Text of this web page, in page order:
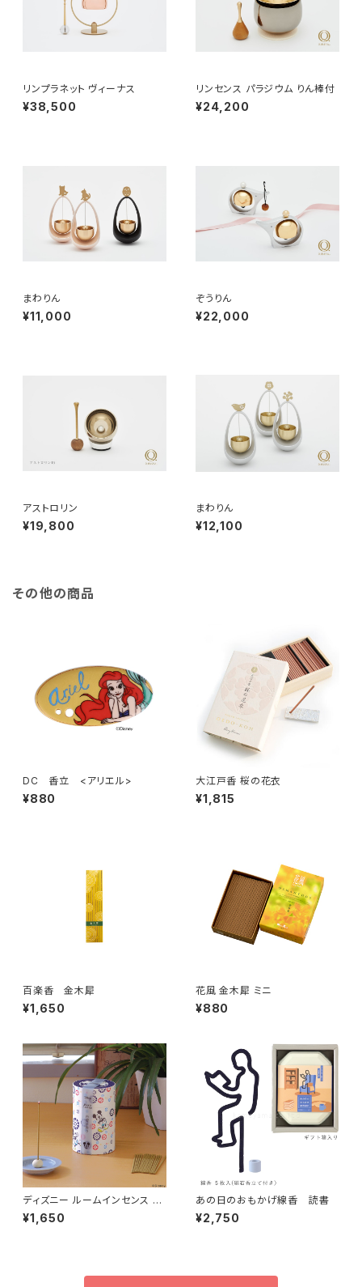
リンプラネット ヴィーナス
¥38,500
リンセンス パラジウム りん棒付
¥24,200
まわりん
¥11,000
ぞうりん
¥22,000
アストロリン
¥19,800
まわりん
¥12,100
その他の商品
DC 香立 <アリエル>
¥880
大江戸香 桜の花衣
¥1,815
百楽香 金木犀
¥1,650
花風 金木犀 ミニ
¥880
ディズニー ルームインセンス ミ
ッキーマウス
¥1,650
あの日のおもかげ線香 読書
¥2,750